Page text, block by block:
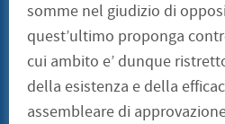
somme nel giudizio di
quest’ultimo proponga
cui ambito e’ dunque
della esistenza e della
assembleare di